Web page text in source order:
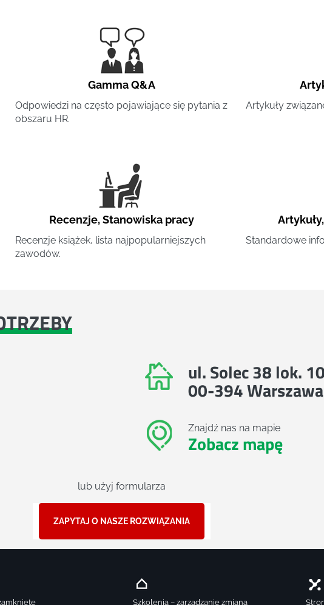
Gamma Q&A
Odpowiedzi na często pojawiające się pytania z
obszaru HR.
Artykuły
Recenzje,Stanowiska pracy
Recenzje książek, lista najpopularniejszych
zawodów.
Artykuły,
Standardowe
ul. Solec 38 lok.
00-394 Warszawa
Znajdź nas na mapie
Zobacz mapę
lub użyj formularza
ZAPYTAJ O NASZE ROZWIĄZANIA
Szkolenia – zarządzanie zmianą